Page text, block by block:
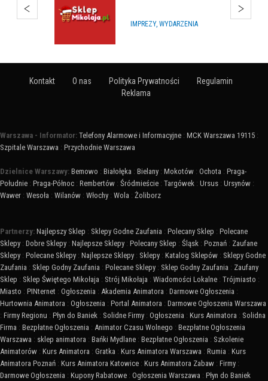
SZKOLENIA I KURSY
Kontakt O nas Polityka Prywatności
Regulamin
Reklama
Warszawa - Informator: Telefony Alarmowe i Informacyjne : MCK Warszawa 19115 :
Szpitale Warszawa : Przychodnie Warszawa
Dzielnice Warszawy: Bemowo : Białołęka : Bielany : Mokotów : Ochota : Praga-
Południe : Praga-Północ : Rembertów : Śródmieście : Targówek : Ursus : Ursynów :
Wawer : Wesoła : Wilanów : Włochy : Wola : Żoliborz
Partnerzy: Najlepszy Sklep : Sklepy Godne Zaufania : Polecany Sklep : Polecane
Sklepy : Dobre Sklepy : Najlepsze Sklepy : Polecany Sklep : Śląsk : Poznań : Zaufane
Sklepy : Polecane Sklepy : Najlepsze Sklepy : Sklepy : Katalog Sklepów : Sklepy Godne
Zaufania : Sklep Godny Zaufania : Polecane Sklepy : Sklep Godny Zaufania : Zaufany
Sklep : Sklep Świętego Mikołaja : Strój Mikołaja : Wiadomości Lokalne : Trójmiasto :
Miasto : PINternet : Ogłoszenia : Akademia Animatora : Darmowe Ogłoszenia :
Hurtownia Animatora : Ogłoszenia : Portal Animatora : Darmowe Ogłoszenia Warszawa
: Firmy Regionu : Płyn do Baniek : Solidne Firmy : Ogłoszenia : Kurs Animatora : Solidna
Firma : Bezpłatne Ogłoszenia : Animator Czasu Wolnego : Bezpłatne Ogłoszenia
Warszawa : sklep animatora : Bańki Mydlane : Bezpłatne Ogłoszenia : Szkolenie
Animatorów : Kurs Animatora : Gratka : Kurs Animatora Warszawa : Rumia : Kurs
Animatora Poznań : Kurs Animatora Katowice : Kurs Animatora Zabaw : Firmy :
Darmowe Ogłoszenia : Kupony Rabatowe : Ogłoszenia Warszawa : Płyn do Baniek